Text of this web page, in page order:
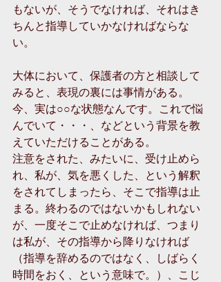
もないが、そうでなければ、それはき
ちんと指導していかなければならな
い。
大体において、保護者の方と相談して
みると、表現の裏には事情がある。
今、実は○○な状態なんです。これで悩
んでいて・・・、などという背景を教
えていただけることがある。
注意をされた、みたいに、受け止めら
れ、私が、気を悪くした、という解釈
をされてしまったら、そこで指導は止
まる。終わるのではないかもしれない
が、一度そこで止めなければ、つまり
は私が、その指導から降りなければ
（指導を辞めるのではなく、しばらく
時間をおく、という意味で。）、こじ